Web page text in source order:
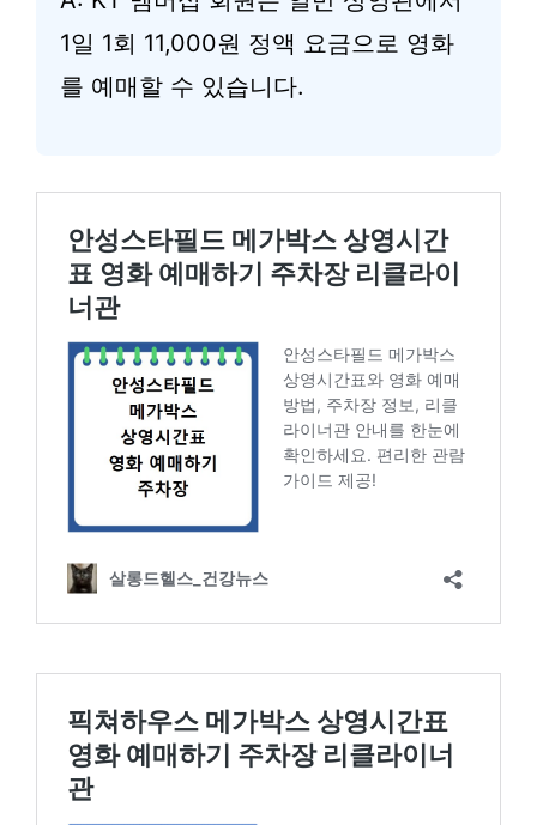
1일 1회 11,000원 정액 요금으로 영화
를 예매할 수 있습니다.